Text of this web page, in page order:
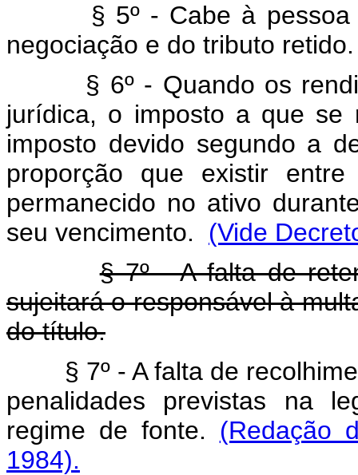
§ 5º - Cabe à pessoa
negociação e do tributo retido.
§ 6º - Quando os
jurídica, o imposto a que se
imposto devido segundo a
proporção que existir
permanecido no ativo
seu vencimento. (Vide
§ 7º - A falta de
sujeitará o responsável à
do título.
§ 7º - A falta de
penalidades previstas na
regime de fonte. (Redação
1984).